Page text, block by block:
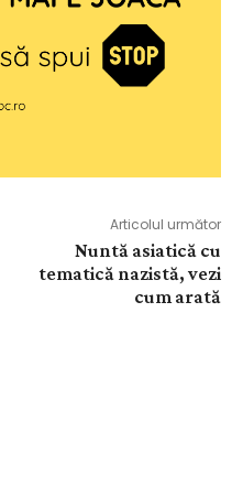
Articolul următor
Nuntă asiatică cu
tematică nazistă, vezi
cum arată